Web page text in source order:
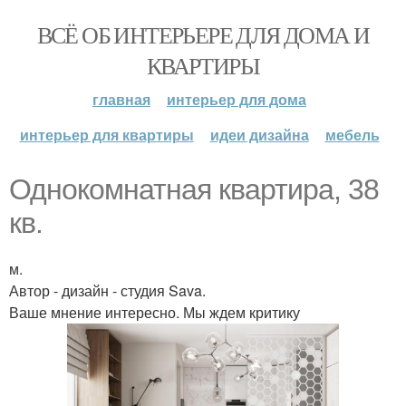
ВСЁ ОБ ИНТЕРЬЕРЕ ДЛЯ ДОМА И
КВАРТИРЫ
главная
интерьер для дома
интерьер для квартиры
идеи дизайна мебель
Однокомнатная квартира, 38
кв.
м.
Автор - дизайн - студия Sava.
Ваше мнение интересно. Мы ждем критику